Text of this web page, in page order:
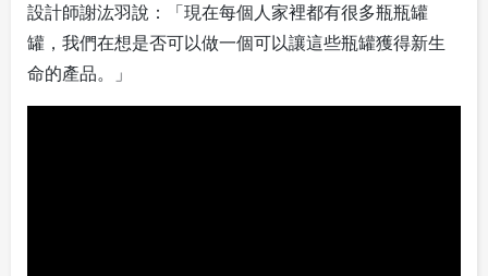
設計師謝汯羽說：「現在每個人家裡都有很多瓶瓶罐
罐，我們在想是否可以做一個可以讓這些瓶罐獲得新生
命的產品。」